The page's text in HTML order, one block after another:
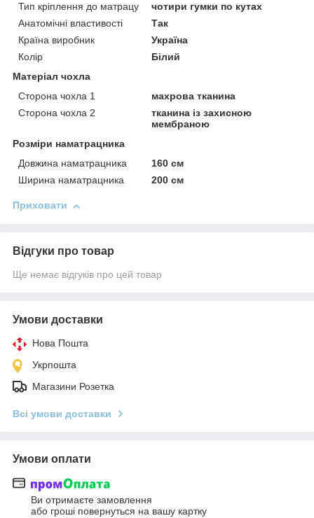
Тип кріплення до матрацу
чотири гумки по кутах
Анатомічні властивості
Так
Країна виробник
Україна
Колір
Білий
Матеріал чохла
Сторона чохла 1
махрова тканина
Сторона чохла 2
тканина із захисною
мембраною
Розміри наматрацника
Довжина наматрацника
160 см
Ширина наматрацника
200 см
Приховати
Відгуки про товар
Ще немає відгуків про цей товар
Умови доставки
Нова Пошта
Укрпошта
Магазини Розетка
Всі умови доставки
Умови оплати
Ви отримаєте замовлення
або гроші повернуться на вашу картку